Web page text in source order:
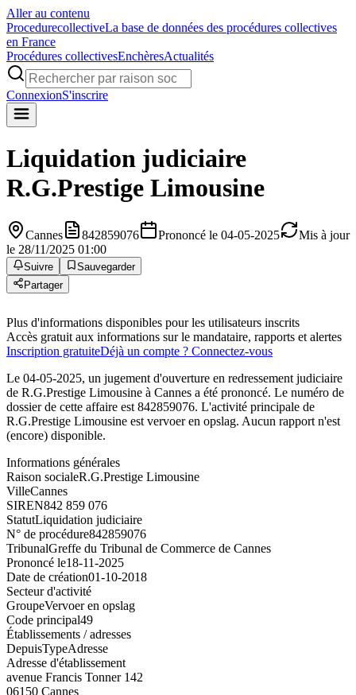
Aller au contenu
ProcedurecollectiveLa base de données des procédures collectives
en France
Procédures collectivesEnchèresActualités
ConnexionS'inscrire
Liquidation judiciaire
R.G.Prestige Limousine
Cannes 842859076 Prononcé le 04-05-2025
Mis à jour
le 28/11/2025 01:00
Suivre
Sauvegarder
Partager
Plus d'informations disponibles pour les utilisateurs inscrits
Accès gratuit aux informations sur le mandataire, rapports et alertes
Inscription gratuiteDéjà un compte ? Connectez-vous
Le 04-05-2025, un jugement d'ouverture en redressement judiciaire
de R.G.Prestige Limousine à Cannes a été prononcé. Le numéro de
dossier de cette affaire est 842859076. L'activité principale de
R.G.Prestige Limousine est vervoer en opslag. Aucun rapport n'est
(encore) disponible.
Informations générales
Raison socialeR.G.Prestige Limousine
VilleCannes
SIREN842 859 076
StatutLiquidation judiciaire
N° de procédure842859076
TribunalGreffe du Tribunal de Commerce de Cannes
Prononcé le18-11-2025
Date de création01-10-2018
Secteur d'activité
GroupeVervoer en opslag
Code principal49
Établissements / adresses
DepuisTypeAdresse
Adresse d'établissement
avenue Francis Tonner 142
06150 Cannes